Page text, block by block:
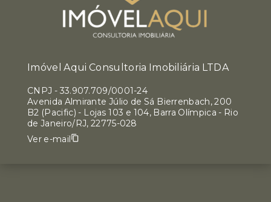
Imóvel Aqui Consultoria Imobiliária LTDA
CNPJ - 33.907.709/0001-24
Avenida Almirante Júlio de Sá Bierrenbach, 200
B2 (Pacific) - Lojas 103 e 104, Barra Olímpica - Rio
de Janeiro/RJ, 22775-028
Ver e-mail